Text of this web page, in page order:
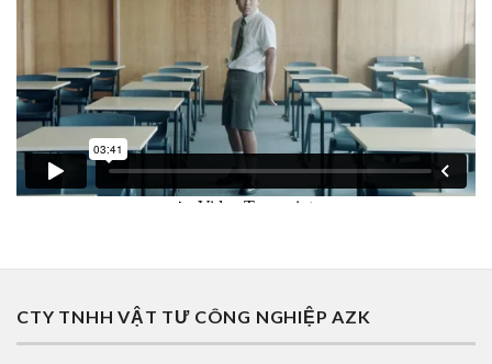
CTY TNHH VẬT TƯ CÔNG NGHIỆP AZK